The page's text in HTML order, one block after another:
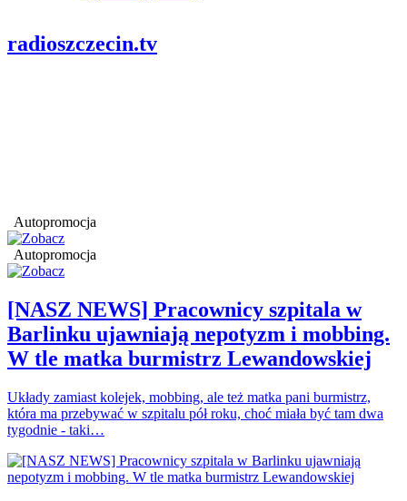
radioszczecin.tv
Autopromocja
Autopromocja
[NASZ NEWS] Pracownicy szpitala w
Barlinku ujawniają nepotyzm i mobbing.
W tle matka burmistrz Lewandowskiej
Układy zamiast kolejek, mobbing, ale też matka pani burmistrz,
która ma przebywać w szpitalu pół roku, choć miała być tam dwa
tygodnie - taki…